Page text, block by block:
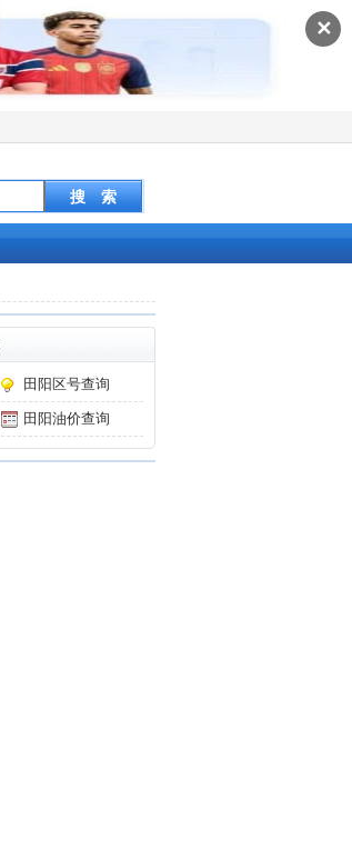
✕
田阳区号查询
田阳油价查询